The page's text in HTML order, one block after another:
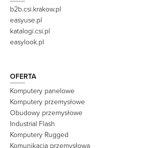
b2b.csi.krakow.pl
easyuse.pl
katalogi.csi.pl
easylook.pl
OFERTA
Komputery panelowe
Komputery przemysłowe
Obudowy przemysłowe
Industrial Flash
Komputery Rugged
Komunikacja przemysłowa